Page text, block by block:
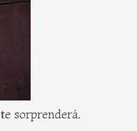
sorprenderá.